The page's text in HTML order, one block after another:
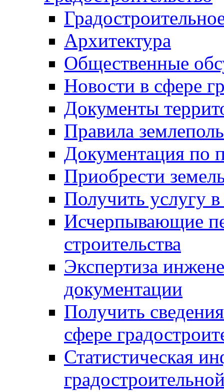
Архитектура
Общественные
Новости в сфере
Документы
Правила
Документация по
Приобрести
Получить услугу в
Исчерпывающие
строительства
Экспертиза
документации
Получить
сфере
Статистическая